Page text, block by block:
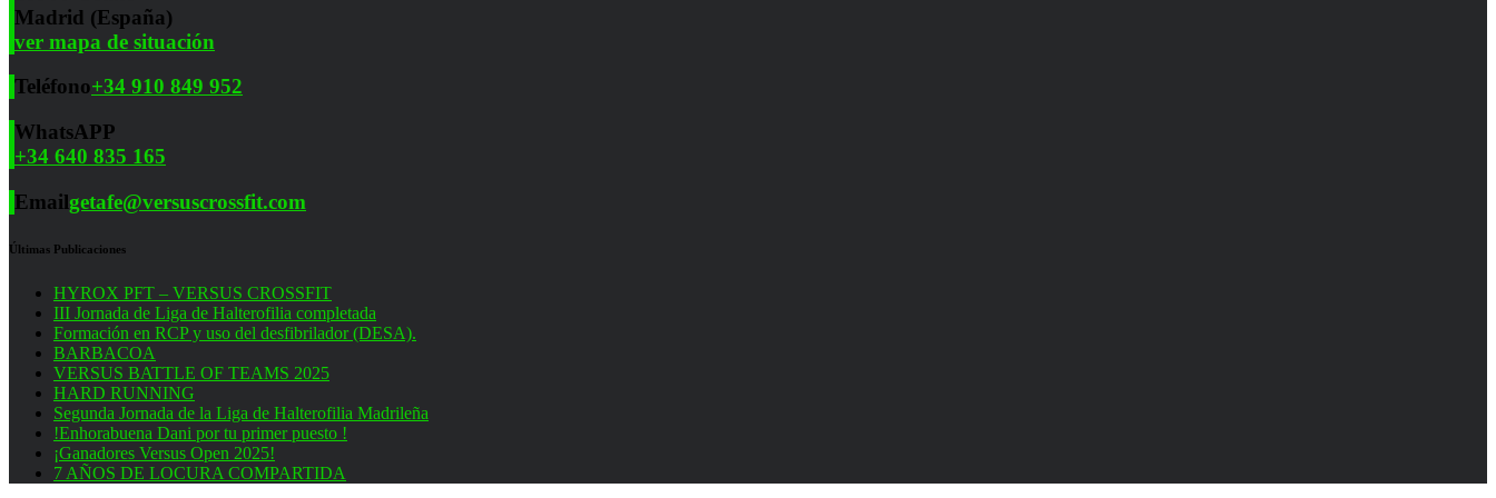
Madrid (España)
ver mapa de situación
Teléfono+34 910 849 952
WhatsAPP
+34 640 835 165
Emailgetafe@versuscrossfit.com
Últimas Publicaciones
HYROX PFT – VERSUS CROSSFIT
III Jornada de Liga de Halterofilia completada
Formación en RCP y uso del desfibrilador (DESA).
BARBACOA
VERSUS BATTLE OF TEAMS 2025
HARD RUNNING
Segunda Jornada de la Liga de Halterofilia Madrileña
!Enhorabuena Dani por tu primer puesto !
¡Ganadores Versus Open 2025!
7 AÑOS DE LOCURA COMPARTIDA